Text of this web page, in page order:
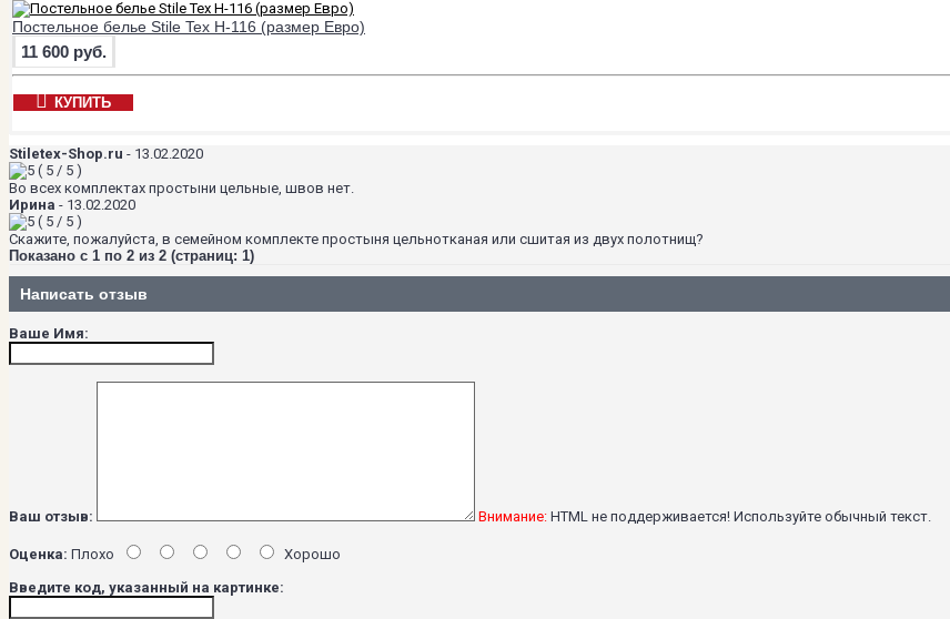
Постельное белье Stile Tex H-116 (размер Евро)
11 600 руб.
КУПИТЬ
Stiletex-Shop.ru - 13.02.2020
( 5 / 5 )
Во всех комплектах простыни цельные, швов нет.
Ирина - 13.02.2020
( 5 / 5 )
Скажите, пожалуйста, в семейном комплекте простыня цельнотканая или сшитая из двух полотнищ?
Показано с 1 по 2 из 2 (страниц: 1)
Написать отзыв
Ваше Имя:
Ваш отзыв: Внимание: HTML не поддерживается! Используйте обычный текст.
Оценка: Плохо
Хорошо
Введите код, указанный на картинке: